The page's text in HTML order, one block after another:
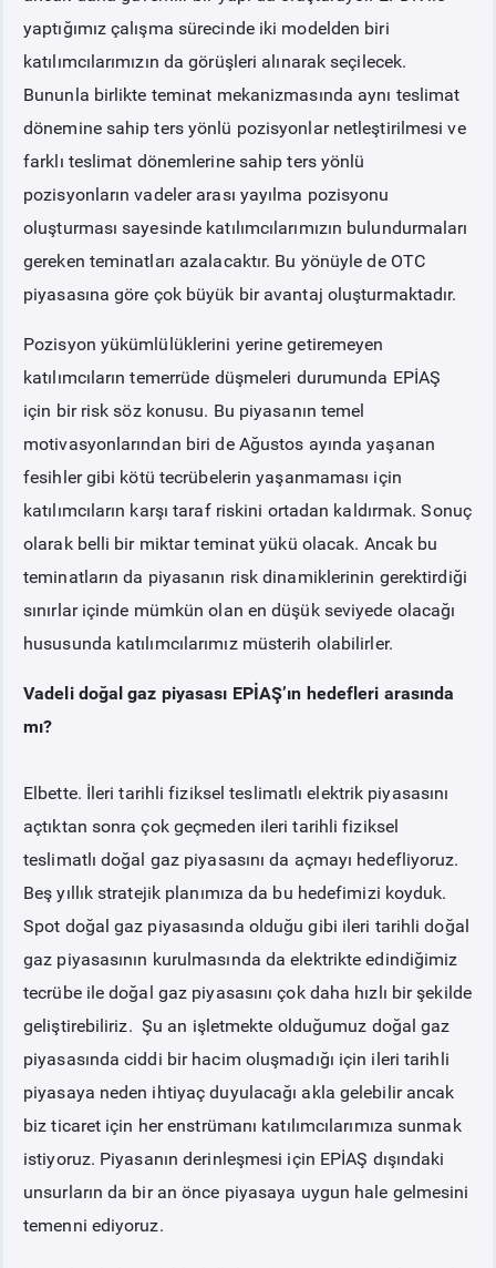
yaptığımız çalışma sürecinde iki modelden biri
katılımcılarımızın da görüşleri alınarak seçilecek.
Bununla birlikte teminat mekanizmasında aynı teslimat
dönemine sahip ters yönlü pozisyonlar netleştirilmesi ve
farklı teslimat dönemlerine sahip ters yönlü
pozisyonların vadeler arası yayılma pozisyonu
oluşturması sayesinde katılımcılarımızın bulundurmaları
gereken teminatları azalacaktır. Bu yönüyle de OTC
piyasasına göre çok büyük bir avantaj oluşturmaktadır.
Pozisyon yükümlülüklerini yerine getiremeyen
katılımcıların temerrüde düşmeleri durumunda EPİAŞ
için bir risk söz konusu. Bu piyasanın temel
motivasyonlarından biri de Ağustos ayında yaşanan
fesihler gibi kötü tecrübelerin yaşanmaması için
katılımcıların karşı taraf riskini ortadan kaldırmak. Sonuç
olarak belli bir miktar teminat yükü olacak. Ancak bu
teminatların da piyasanın risk dinamiklerinin gerektirdiği
sınırlar içinde mümkün olan en düşük seviyede olacağı
hususunda katılımcılarımız müsterih olabilirler.
Vadeli doğal gaz piyasası EPİAŞ’ın hedefleri arasında
mı?
Elbette. İleri tarihli fiziksel teslimatlı elektrik piyasasını
açtıktan sonra çok geçmeden ileri tarihli fiziksel
teslimatlı doğal gaz piyasasını da açmayı hedefliyoruz.
Beş yıllık stratejik planımıza da bu hedefimizi koyduk.
Spot doğal gaz piyasasında olduğu gibi ileri tarihli doğal
gaz piyasasının kurulmasında da elektrikte edindiğimiz
tecrübe ile doğal gaz piyasasını çok daha hızlı bir şekilde
geliştirebiliriz. Şu an işletmekte olduğumuz doğal gaz
piyasasında ciddi bir hacim oluşmadığı için ileri tarihli
piyasaya neden ihtiyaç duyulacağı akla gelebilir ancak
biz ticaret için her enstrümanı katılımcılarımıza sunmak
istiyoruz. Piyasanın derinleşmesi için EPİAŞ dışındaki
unsurların da bir an önce piyasaya uygun hale gelmesini
temenni ediyoruz.